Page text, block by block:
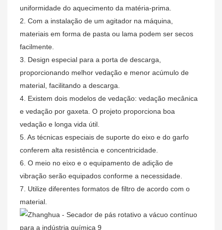
uniformidade do aquecimento da matéria-prima.
2. Com a instalação de um agitador na máquina,
materiais em forma de pasta ou lama podem ser secos
facilmente.
3. Design especial para a porta de descarga,
proporcionando melhor vedação e menor acúmulo de
material, facilitando a descarga.
4. Existem dois modelos de vedação: vedação mecânica
e vedação por gaxeta. O projeto proporciona boa
vedação e longa vida útil.
5. As técnicas especiais de suporte do eixo e do garfo
conferem alta resistência e concentricidade.
6. O meio no eixo e o equipamento de adição de
vibração serão equipados conforme a necessidade.
7. Utilize diferentes formatos de filtro de acordo com o
material.